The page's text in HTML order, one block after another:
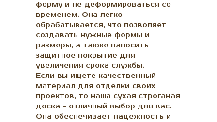
форму и не деформироваться со
временем. Она легко
обрабатывается, что позволяет
создавать нужные формы и
размеры, а также наносить
защитное покрытие для
увеличения срока службы.
Если вы ищете качественный
материал для отделки своих
проектов, то наша сухая строганая
доска - отличный выбор для вас.
Она обеспечивает надежность и